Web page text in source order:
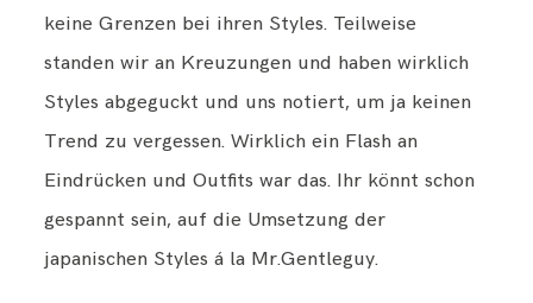
keine Grenzen bei ihren Styles. Teilweise
standen wir an Kreuzungen und haben wirklich
Styles abgeguckt und uns notiert, um ja keinen
Trend zu vergessen. Wirklich ein Flash an
Eindrücken und Outfits war das. Ihr könnt schon
gespannt sein, auf die Umsetzung der
japanischen Styles á la Mr.Gentleguy.